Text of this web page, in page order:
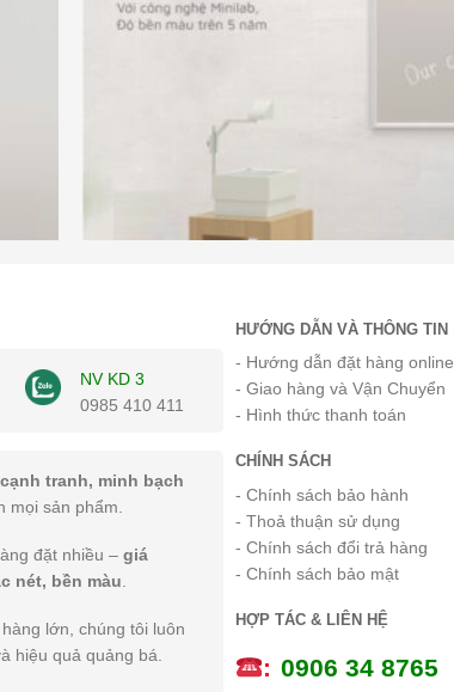
NV KD 3
0985 410 411
tranh, minh bạch
mọi sản phẩm.
đặt nhiều – giá
nét, bền màu.
lớn, chúng tôi luôn
hiệu quả quảng bá.
HƯỚNG DẪN VÀ THÔNG TIN
- Hướng dẫn đặt hàng online
- Giao hàng và Vận Chuyển
- Hình thức thanh toán
CHÍNH SÁCH
- Chính sách bảo hành
- Thoả thuận sử dụng
- Chính sách đổi trả hàng
- Chính sách bảo mật
HỢP TÁC & LIÊN HỆ
: 0906 34 8765